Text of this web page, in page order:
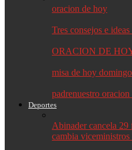
oracion de hoy
Tres consejos e
ORACION DE
misa de hoy domingo
padrenuestro
Deportes
Abinader cancela
cambia